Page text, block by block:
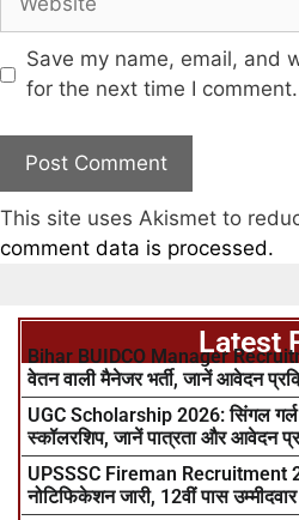
Save my name, email, and
for the next time I comment.
This site uses Akismet to
comment data is processed.
Latest
Bihar BUIDCO Manager
वेतन वाली मैनेजर भर्ती, जानें आवेदन
UGC Scholarship 2026: सिंगल
स्कॉलरशिप, जानें पात्रता और आवेदन
UPSSSC Fireman Recruitment
नोटिफिकेशन जारी, 12वीं पास